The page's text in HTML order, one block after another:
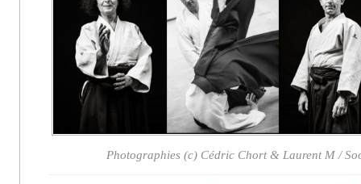
Photographies (c) Cédric Chort & Laurent M /